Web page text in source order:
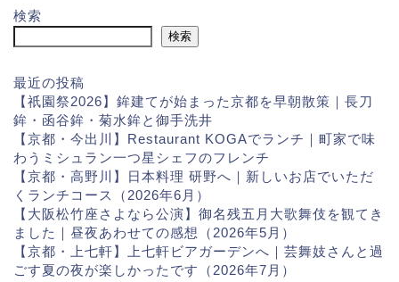
検索
検索
最近の投稿
【祇園祭2026】鉾建てが始まった京都を早朝散策｜長刀
鉾・函谷鉾・菊水鉾と御手洗井
【京都・今出川】Restaurant KOGAでランチ｜町家で味
わうミシュラン一つ星シェフのフレンチ
【京都・高野川】日本料理 研野へ｜新しいお店でいただ
くランチコース（2026年6月）
【大阪松竹座さよなら公演】御名残五月大歌舞伎を観てき
ました｜昼夜あわせての感想（2026年5月）
【京都・上七軒】上七軒ビアガーデンへ｜芸舞妓さんと過
ごす夏の夜が楽しかったです（2026年7月）